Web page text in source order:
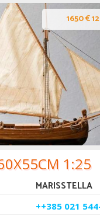
1650 €
1:25
MARISSTELLA
++385 021